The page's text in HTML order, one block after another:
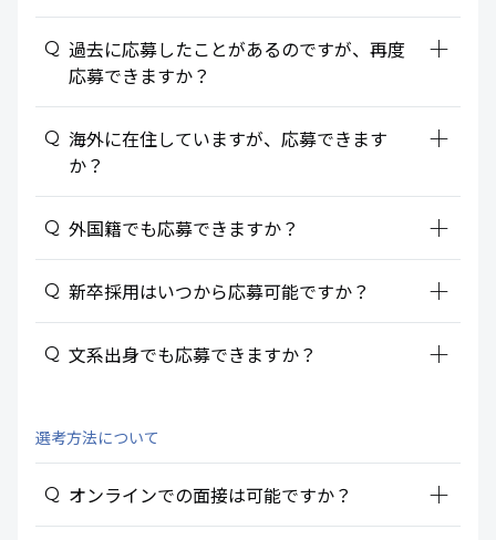
過去に応募したことがあるのですが、再度
応募できますか？
add_2
海外に在住していますが、応募できます
か？
add_2
外国籍でも応募できますか？ add_2
新卒採用はいつから応募可能ですか？ add_2
文系出身でも応募できますか？ add_2
選考方法について
オンラインでの面接は可能ですか？ add_2